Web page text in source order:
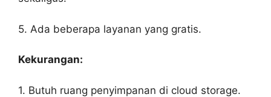
5. Ada beberapa layanan yang gratis.
Kekurangan:
1. Butuh ruang penyimpanan di cloud storage.